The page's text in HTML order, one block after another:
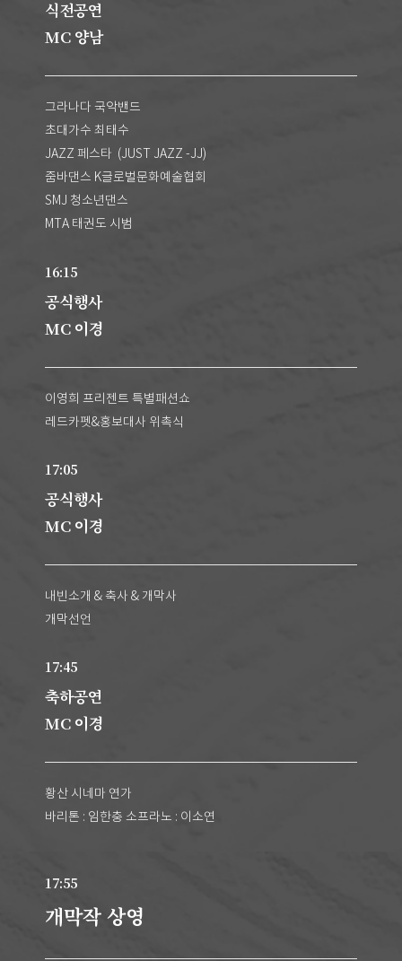
식전공연
MC 양남
그라나다 국악밴드
초대가수 최태수
JAZZ 페스타 (JUST JAZZ -JJ)
줌바댄스 K글로벌문화예술협회
SMJ 청소년댄스
MTA 태권도 시범
16:15
공식행사
MC 이경
이영희 프리젠트 특별패션쇼
레드카펫&홍보대사 위촉식
17:05
공식행사
MC 이경
내빈소개 & 축사 & 개막사
개막선언
17:45
축하공연
MC 이경
황산 시네마 연가
바리톤 : 임한충 소프라노 : 이소연
17:55
개막작 상영